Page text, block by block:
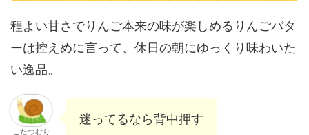
程よい甘さでりんご本来の味が楽しめるりんごバタ
ーは控えめに言って、休日の朝にゆっくり味わいた
い逸品。
こたつむり
迷ってるなら背中押す